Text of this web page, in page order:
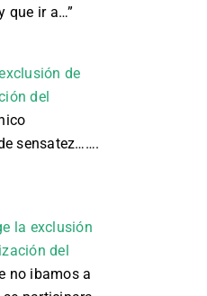
que ir a…”
de
del
sensatez…….
la exclusión
del
no ibamos a